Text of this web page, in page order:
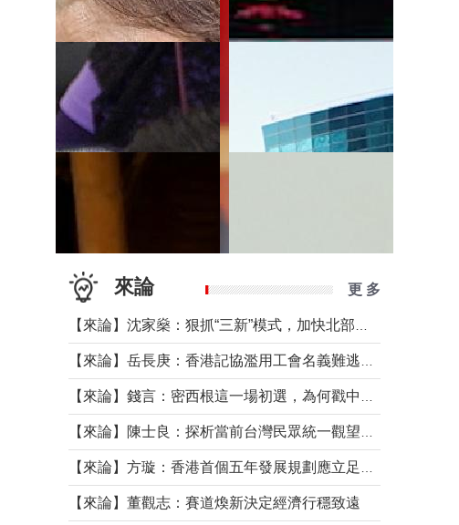
來論 更 多
【來論】董觀志：賽道煥新決定經濟行穩致遠